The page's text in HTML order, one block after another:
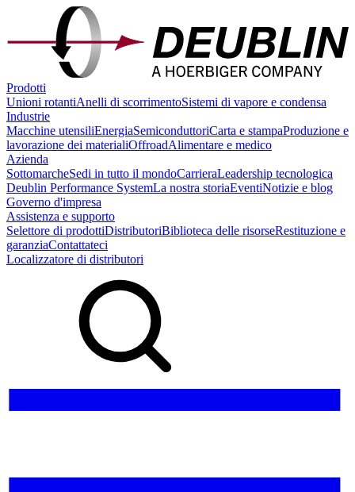
Prodotti
Unioni rotantiAnelli di scorrimentoSistemi di vapore e condensa
Industrie
Macchine utensiliEnergiaSemiconduttoriCarta e stampaProduzione e
lavorazione dei materialiOffroadAlimentare e medico
Azienda
SottomarcheSedi in tutto il mondoCarrieraLeadership tecnologica
Deublin Performance SystemLa nostra storiaEventiNotizie e blog
Governo d'impresa
Assistenza e supporto
Selettore di prodottiDistributoriBiblioteca delle risorseRestituzione e
garanziaContattateci
Localizzatore di distributori